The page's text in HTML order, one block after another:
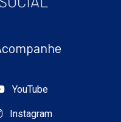
YouTube
Instagram